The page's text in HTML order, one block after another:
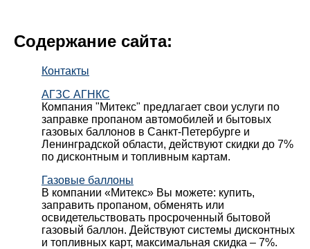
Содержание сайта:
Контакты
АГЗС АГНКС
Компания "Митекс" предлагает свои услуги по
заправке пропаном автомобилей и бытовых
газовых баллонов в Санкт-Петербурге и
Ленинградской области, действуют скидки до 7%
по дисконтным и топливным картам.
Газовые баллоны
В компании «Митекс» Вы можете: купить,
заправить пропаном, обменять или
освидетельствовать просроченный бытовой
газовый баллон. Действуют системы дисконтных
и топливных карт, максимальная скидка – 7%.